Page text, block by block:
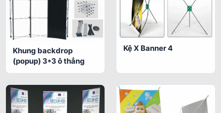
Khung backdrop
(popup) 3*3 ô thẳng
Kệ X Banner 4